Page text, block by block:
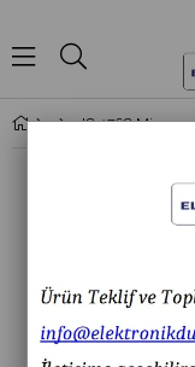
IC-176C Micro Switch Kısa Makaralı (220V 16A) IC176C IC 176C